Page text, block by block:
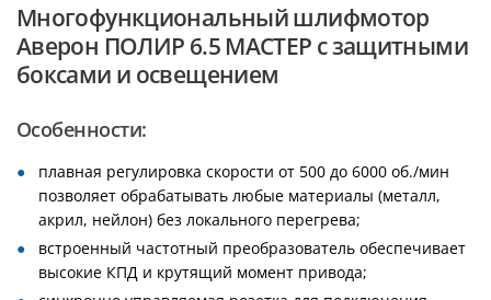
Многофункциональный шлифмотор
Аверон ПОЛИР 6.5 МАСТЕР с защитными
боксами и освещением
Особенности:
плавная регулировка скорости от 500 до 6000 об./мин
позволяет обрабатывать любые материалы (металл,
акрил, нейлон) без локального перегрева;
встроенный частотный преобразователь обеспечивает
высокие КПД и крутящий момент привода;